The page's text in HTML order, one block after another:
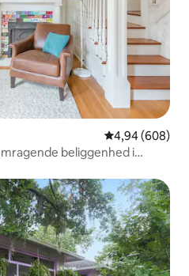
4,94 ud af 5 i
4,94 (608)
beliggenhed i